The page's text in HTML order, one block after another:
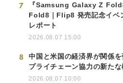
7
『Samsung Galaxy Z
Fold8｜Flip8 発売記念イベ
レポート
2026.08.07 15:00
8
中国と米国の経済界が関係
プライチェーン協力の新た
2026.08.07 10:00